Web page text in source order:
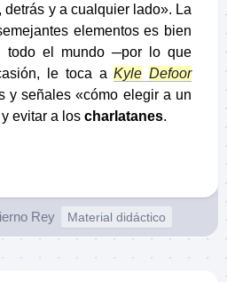
y a cualquier lado». La
elementos es bien
todo el mundo ─por lo que
le toca aKyle Defoor
y señales «cómo elegir a un
evitar a los charlatanes.
Rey Material didáctico